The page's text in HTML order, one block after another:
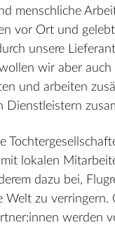
menschliche
vor Ort und
unsere
wir aber auch
und arbeiten
Dienstleistern
mit lokalen
dazu bei,
Welt zu verringern.
werden